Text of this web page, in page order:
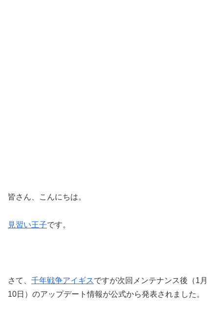
皆さん、こんにちは。
見習い王子です。
さて、 千年戦争アイギスですが次回メンテナンス後（1月
10日）のアップデート情報が公式から発表されました。